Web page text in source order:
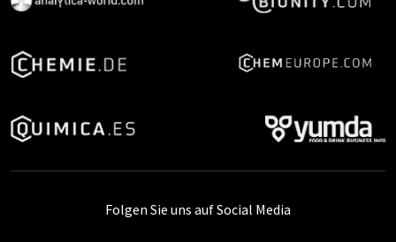
Folgen Sie uns auf Social Media